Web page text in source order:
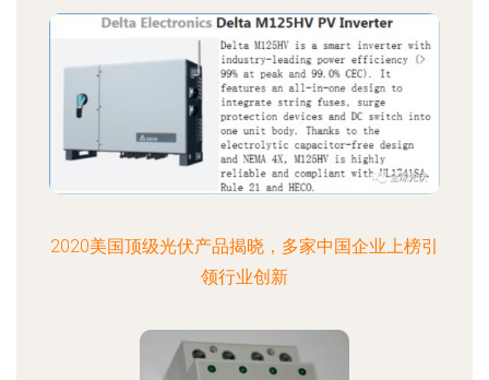
2020美国顶级光伏产品揭晓，多家中国企业上榜引
领行业创新